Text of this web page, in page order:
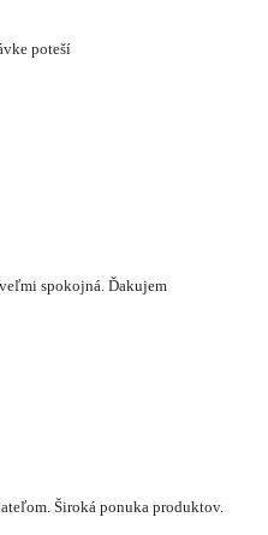
poteší
spokojná. Ďakujem
Široká ponuka produktov.